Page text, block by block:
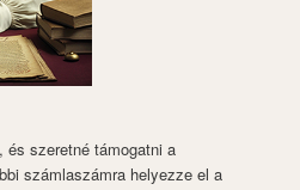
szeretné támogatni a
számlaszámra helyezze el a